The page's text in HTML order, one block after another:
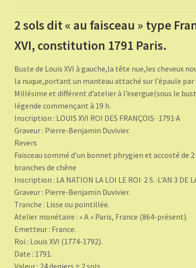
2 sols dit « au faisceau » type
XVI, constitution 1791 Paris.
Buste de Louis XVI à gauche,la tête nue,les cheveux
la nuque,portant un manteau attaché sur l’épaule par
Millésime et différent d’atelier à l’exergue(sous le
légende commençant à 19 h.
Inscription : LOUIS XVI ROI DES FRANÇOIS· ·1791·A
Graveur : Pierre-Benjamin Duvivier.
Revers
Faisceau sommé d’un bonnet phrygien et accosté de
branches de chêne
Inscription : LA NATION LA LOI LE ROI· 2 S. ·L’AN 3 DE
Graveur : Pierre-Benjamin Duvivier.
Tranche : Lisse ou pointillée.
Atelier monétaire : « A » Paris, France (864-présent).
Emetteur : France.
Roi : Louis XVI (1774-1792).
Date : 1791.